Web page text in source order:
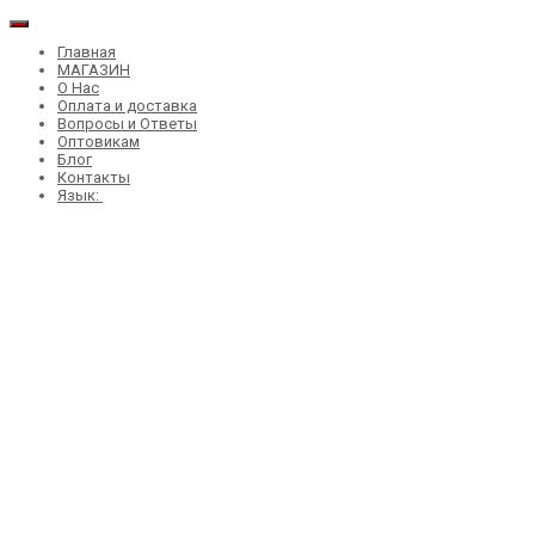
Главная
МАГАЗИН
О Нас
Оплата и доставка
Вопросы и Ответы
Оптовикам
Блог
Контакты
Язык: